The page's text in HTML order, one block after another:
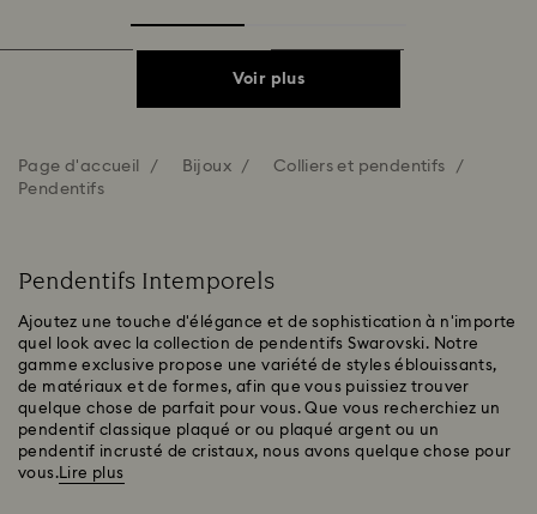
Voir plus
Page d'accueil Bijoux
Colliers et pendentifs
Pendentifs
Pendentifs Intemporels
Ajoutez une touche d'élégance et de sophistication à n'importe
quel look avec la collection de pendentifs Swarovski. Notre
gamme exclusive propose une variété de styles éblouissants,
de matériaux et de formes, afin que vous puissiez trouver
quelque chose de parfait pour vous. Que vous recherchiez un
pendentif classique plaqué or ou plaqué argent ou un
pendentif incrusté de cristaux, nous avons quelque chose pour
vous.Lire plus